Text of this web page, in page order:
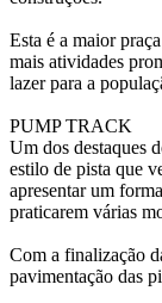
Esta é a maior
mais atividades
lazer para a
PUMP TRACK
Um dos destaques
estilo de pista que
apresentar um
praticarem várias
Com a finalização
pavimentação das